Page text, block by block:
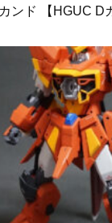
ンド 【HGUC D